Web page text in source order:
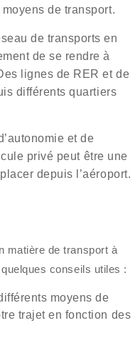
de transport.
de transports en
de se rendre à
lignes de RER et de
différents quartiers
et de
privé peut être une
depuis l’aéroport.
matière de transport à
conseils utiles :
moyens de
trajet en fonction des